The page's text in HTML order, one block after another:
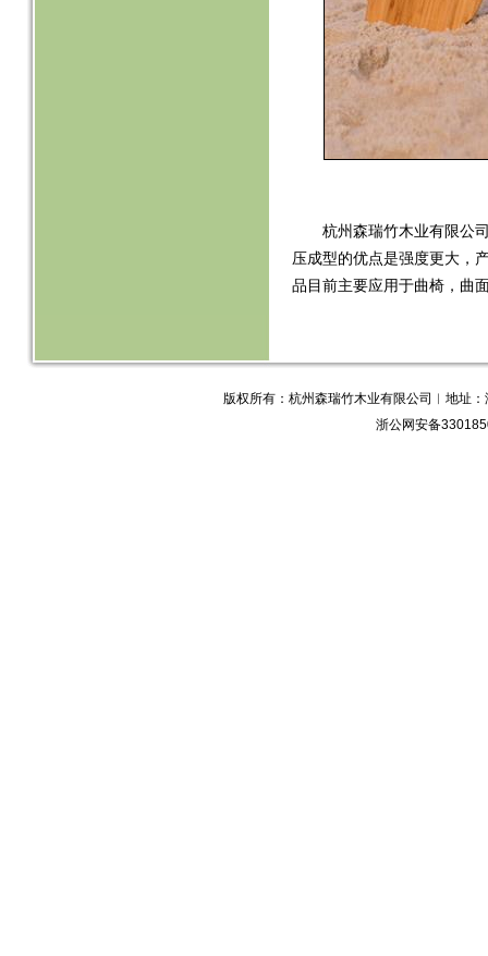
杭州森瑞竹木业有限公
压成型的优点是强度更大，
品目前主要应用于曲椅，曲
版权所有：杭州森瑞竹木业有限公司︱地址
浙公网安备